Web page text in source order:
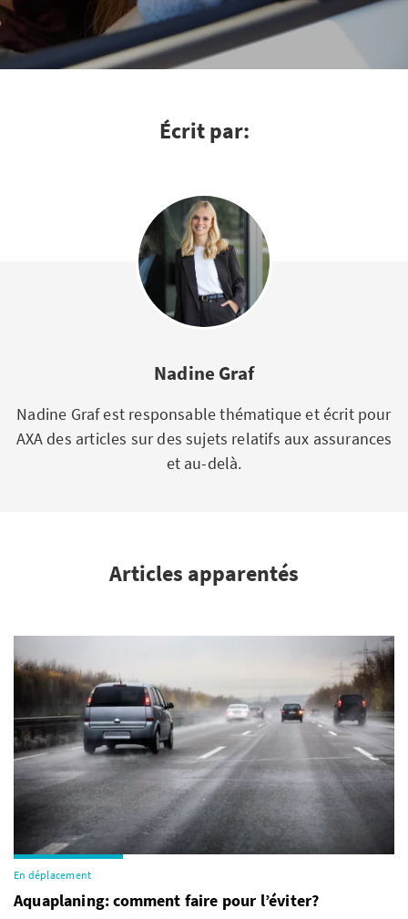
Écrit par:
Nadine Graf
Nadine Graf est responsable thématique et écrit pour
AXA des articles sur des sujets relatifs aux assurances
et au-delà.
Articles apparentés
En déplacement
Aquaplaning: comment faire pour l’éviter?